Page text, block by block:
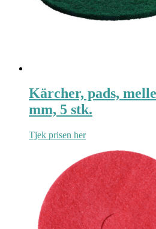
Kärcher, pads,
mm, 5 stk.
Tjek prisen her